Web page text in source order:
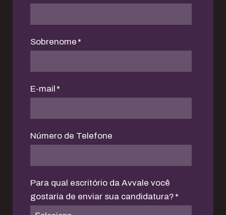
Sobrenome *
E-mail *
Número de Telefone
Para qual escritório da Avvale você
gostaria de enviar sua candidatura? *